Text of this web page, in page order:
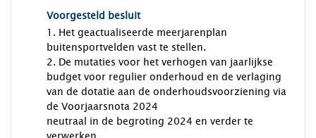
Voorgesteld besluit
1. Het geactualiseerde meerjarenplan
buitensportvelden vast te stellen.
2. De mutaties voor het verhogen van jaarlijkse
budget voor regulier onderhoud en de verlaging
van de dotatie aan de onderhoudsvoorziening via
de Voorjaarsnota 2024
neutraal in de begroting 2024 en verder te